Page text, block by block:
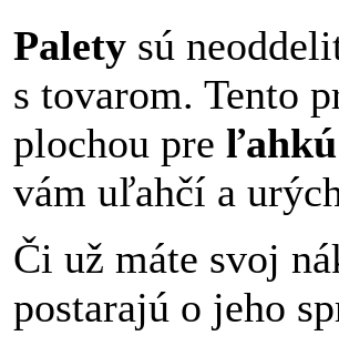
Palety sú
s tovarom. Tento
plochou pre ľahkú
vám uľahčí a
Či už máte svoj
postarajú o jeho